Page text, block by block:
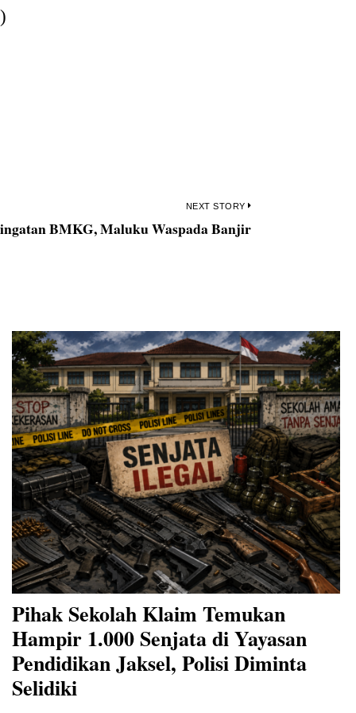
NEXT STORY
Next
BMKG, Maluku Waspada Banjir
Pihak Sekolah Klaim Temukan
Hampir 1.000 Senjata di Yayasan
Pendidikan Jaksel, Polisi Diminta
Selidiki